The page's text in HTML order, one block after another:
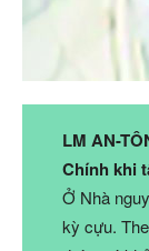
LM AN-
Chính khi
Ở Nhà
kỳ cựu.